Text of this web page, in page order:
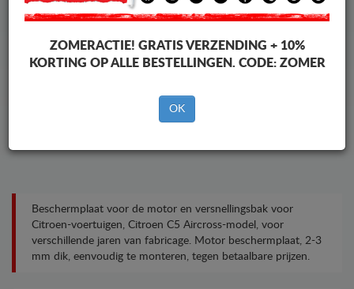
Beschermplaat Onder Auto
Citroen C5 Aircross
Beschermplaat voor de motor en versnellingsbak voor
Citroen-voertuigen, Citroen C5 Aircross-model, voor
verschillende jaren van fabricage. Motor beschermplaat, 2-3
mm dik, eenvoudig te monteren, tegen betaalbare prijzen.
ZOMERACTIE! GRATIS VERZENDING + 10%
KORTING OP ALLE BESTELLINGEN. CODE: ZOMER
OK